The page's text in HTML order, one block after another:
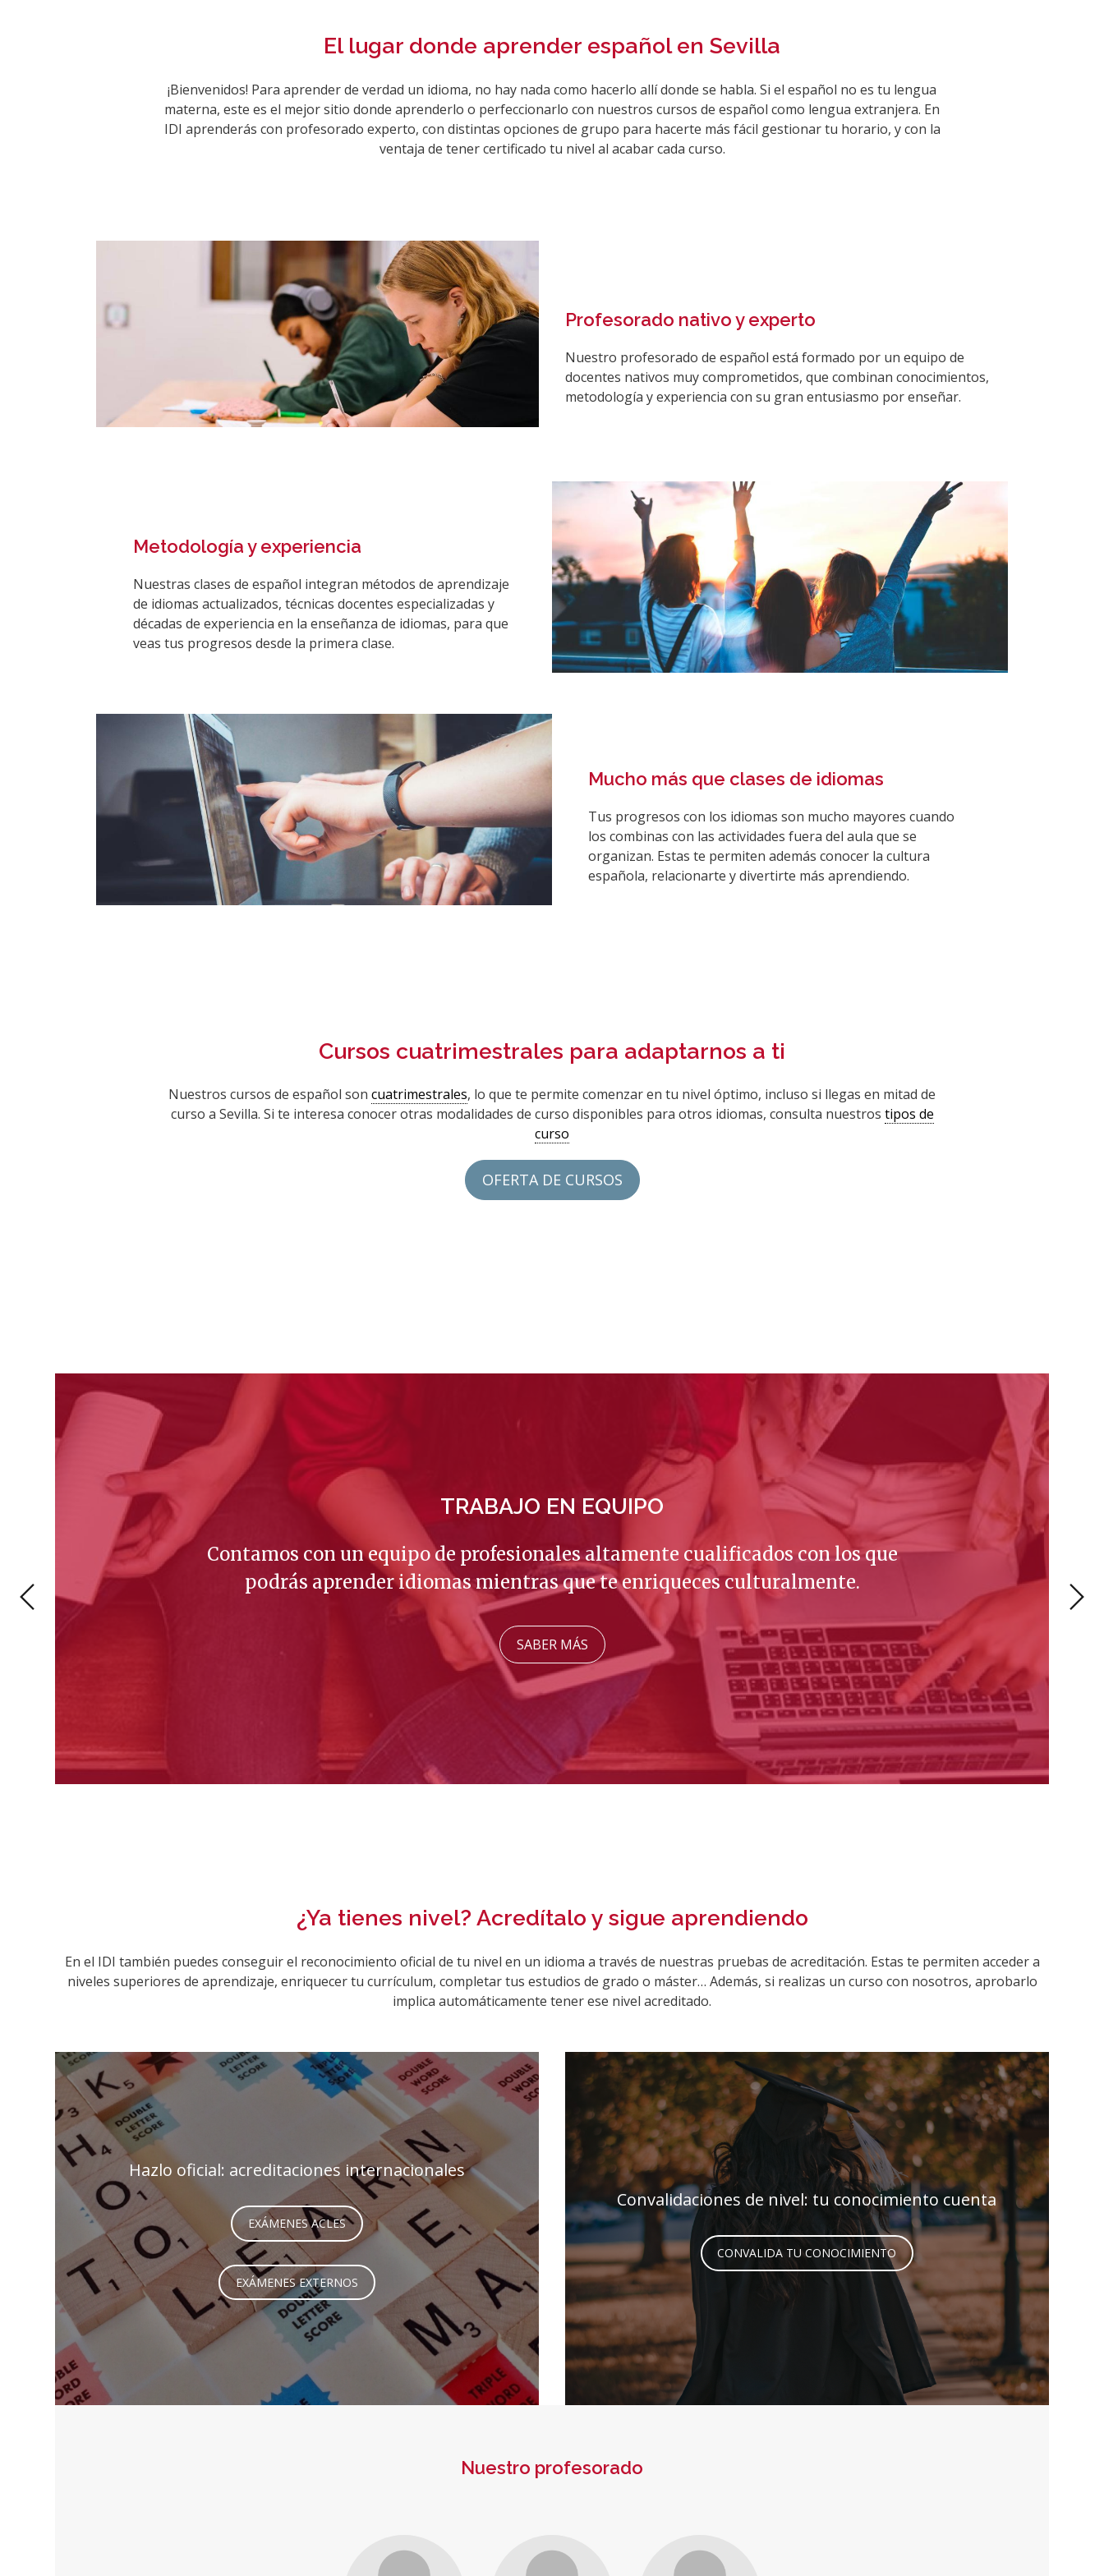
El lugar donde aprender español en Sevilla
¡Bienvenidos! Para aprender de verdad un idioma, no hay nada como hacerlo allí donde se habla. Si el español no es tu lengua
materna, este es el mejor sitio donde aprenderlo o perfeccionarlo con nuestros cursos de español como lengua extranjera. En
IDI aprenderás con profesorado experto, con distintas opciones de grupo para hacerte más fácil gestionar tu horario, y con la
ventaja de tener certificado tu nivel al acabar cada curso.
Profesorado nativo y experto
Nuestro profesorado de español está formado por un equipo de
docentes nativos muy comprometidos, que combinan conocimientos,
metodología y experiencia con su gran entusiasmo por enseñar.
Metodología y experiencia
Nuestras clases de español integran métodos de aprendizaje
de idiomas actualizados, técnicas docentes especializadas y
décadas de experiencia en la enseñanza de idiomas, para que
veas tus progresos desde la primera clase.
Mucho más que clases de idiomas
Tus progresos con los idiomas son mucho mayores cuando
los combinas con las actividades fuera del aula que se
organizan. Estas te permiten además conocer la cultura
española, relacionarte y divertirte más aprendiendo.
Cursos cuatrimestrales para adaptarnos a ti
Nuestros cursos de español son cuatrimestrales, lo que te permite comenzar en tu nivel óptimo, incluso si llegas en mitad de
curso a Sevilla. Si te interesa conocer otras modalidades de curso disponibles para otros idiomas, consulta nuestros tipos de
curso
OFERTA DE CURSOS
EN EQUIPO
altamente cualificados con los que
que te enriqueces culturalmente.
NUESTRA CALIDAD DA
Apostamos por unos valores sólidos
excelencia académica para seguir
¿Ya tienes nivel? Acredítalo y sigue aprendiendo
En el IDI también puedes conseguir el reconocimiento oficial de tu nivel en un idioma a través de nuestras pruebas de acreditación. Estas te permiten acceder a
niveles superiores de aprendizaje, enriquecer tu currículum, completar tus estudios de grado o máster… Además, si realizas un curso con nosotros, aprobarlo
implica automáticamente tener ese nivel acreditado.
Hazlo oficial: acreditaciones internacionales
EXÁMENES ACLES
EXÁMENES EXTERNOS
Convalidaciones de nivel: tu conocimiento cuenta
CONVALIDA TU CONOCIMIENTO
Nuestro profesorado